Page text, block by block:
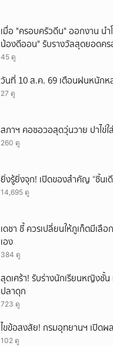
เมื่อ "ครอบครัวดีน" ออกงาน น
น้องดีออน" รับรางวัลสุดยอดค
ยกบ้าน
45 ดู
วันที่ 10 ส.ค. 69 เตือนฝนหนัก
27 ดู
สภาฯ คอซอวอสุดวุ่นวาย ปาไข่
260 ดู
ยิ่งรู้ยิ่งจุก! เปิดของสำคัญ “ชิ้นเ
14,695 ดู
เดชา ชี้ ควรเปลี่ยนให้ภูเก็ตมีเลื
เอง
384 ดู
สุดเศร้า! รับร่างนักเรียนหญิงชั้
ปลาดุก
723 ดู
ไขข้อสงสัย! กรมอุทยานฯ เปิดผ
102 ดู
ยกเลิก